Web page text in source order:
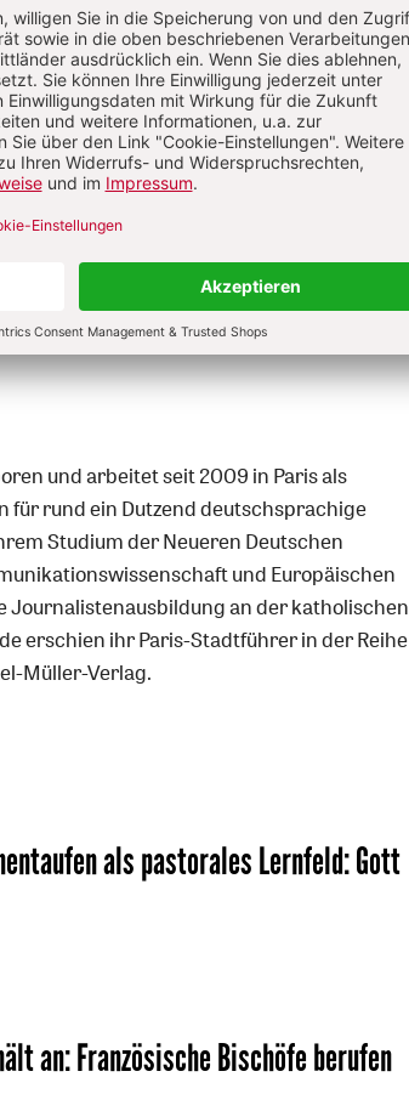
jetzt lesen!
Jetzt registrieren
Anmelden
und arbeitet seit 2009 in Paris als
rund ein Dutzend deutschsprachige
Studium der Neueren Deutschen
und Europäischen
Journalistenausbildung an der katholischen
erschien ihr Paris-Stadtführer in der Reihe
Müller-Verlag.
als pastorales Lernfeld:Gott
an:Französische Bischöfe berufen